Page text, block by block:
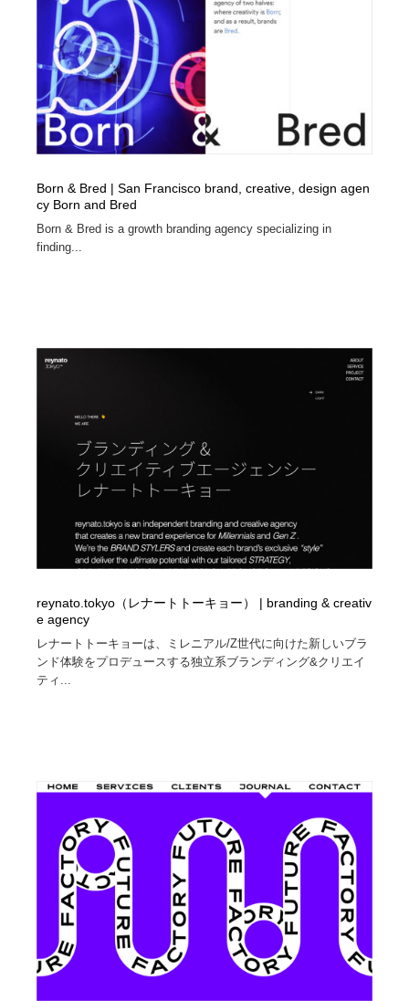
Born & Bred | San Francisco brand, creative, design agen
cy Born and Bred
Born & Bred is a growth branding agency specializing in
finding...
reynato.tokyo（レナートトーキョー） | branding & creativ
e agency
レナートトーキョーは、ミレニアル/Z世代に向けた新しいブラ
ンド体験をプロデュースする独立系ブランディング&クリエイ
ティ...